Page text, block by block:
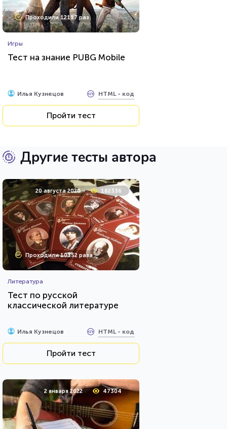
Проходили 12117 раз
Игры
Тест на знание PUBG Mobile
Илья Кузнецов HTML - код
Пройти тест
Другие тесты автора
20 августа 2020 182336
Проходили 10352 раза
Литература
Тест по русской
классической литературе
Илья Кузнецов HTML - код
Пройти тест
2 января 2022 47304